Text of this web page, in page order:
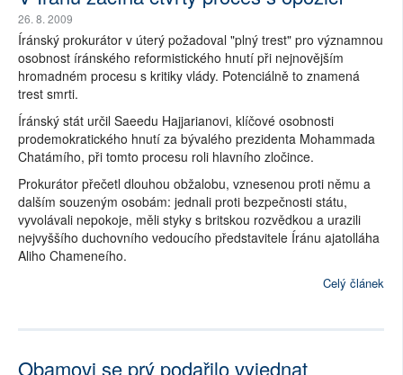
26. 8. 2009
Íránský prokurátor v úterý požadoval "plný trest" pro významnou
osobnost íránského reformistického hnutí při nejnovějším
hromadném procesu s kritiky vlády. Potenciálně to znamená
trest smrti.
Íránský stát určil Saeedu Hajjarianovi, klíčové osobnosti
prodemokratického hnutí za bývalého prezidenta Mohammada
Chatámího, při tomto procesu roli hlavního zločince.
Prokurátor přečetl dlouhou obžalobu, vznesenou proti němu a
dalším souzeným osobám: jednali proti bezpečnosti státu,
vyvolávali nepokoje, měli styky s britskou rozvědkou a urazili
nejvyššího duchovního vedoucího představitele Íránu ajatolláha
Aliho Chameneího.
Celý článek
Obamovi se prý podařilo vyjednat